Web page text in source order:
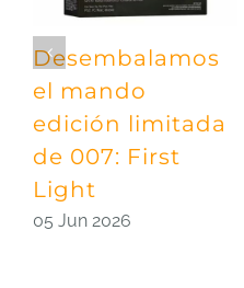
Desembalamos
el mando
edición limitada
de 007: First
Light
05 Jun 2026